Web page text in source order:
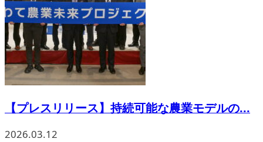
【プレスリリース】持続可能な農業モデルの...
2026.03.12